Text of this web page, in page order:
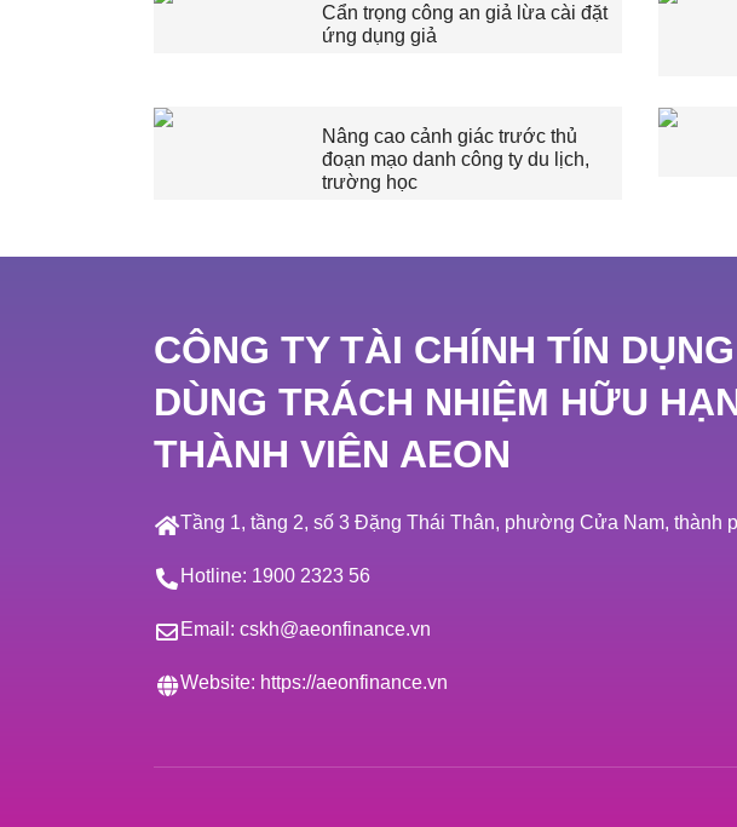
Cẩn trọng công an giả lừa cài đặt
ứng dụng giả
Nâng cao cảnh giác trước thủ
đoạn mạo danh công ty du lịch,
trường học
CÔNG TY TÀI CHÍNH TÍN
DÙNG TRÁCH NHIỆM HỮU
THÀNH VIÊN AEON
Tầng 1, tầng 2, số 3 Đặng Thái Thân, phường Cửa Nam, thành
Hotline: 1900 2323 56
Email: cskh@aeonfinance.vn
Website: https://aeonfinance.vn